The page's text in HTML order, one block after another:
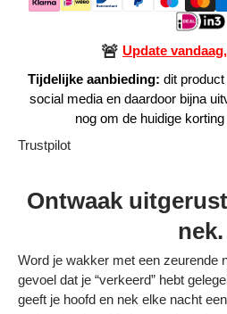
Volg je bestelling
Blogs
Over ons
Alle categorieën
🚨 Update
Tijdelijke aanbieding: dit
social media en daardoor bijna
nog om de huidige
Trustpilot
Ontwaak
nek.
Word je wakker met een zeurende
gevoel dat je “verkeerd” hebt
geeft je hoofd en nek elke nacht